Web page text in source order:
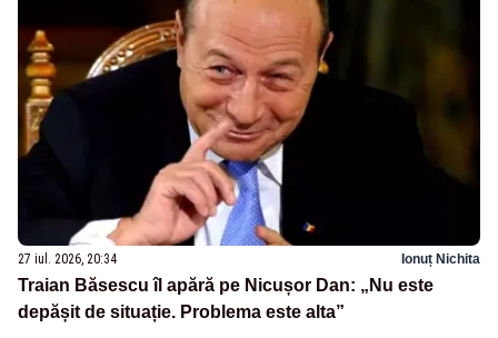
27 iul. 2026, 20:34 Ionuț Nichita
Traian Băsescu îl apără pe Nicușor Dan: „Nu este
depășit de situație. Problema este alta”